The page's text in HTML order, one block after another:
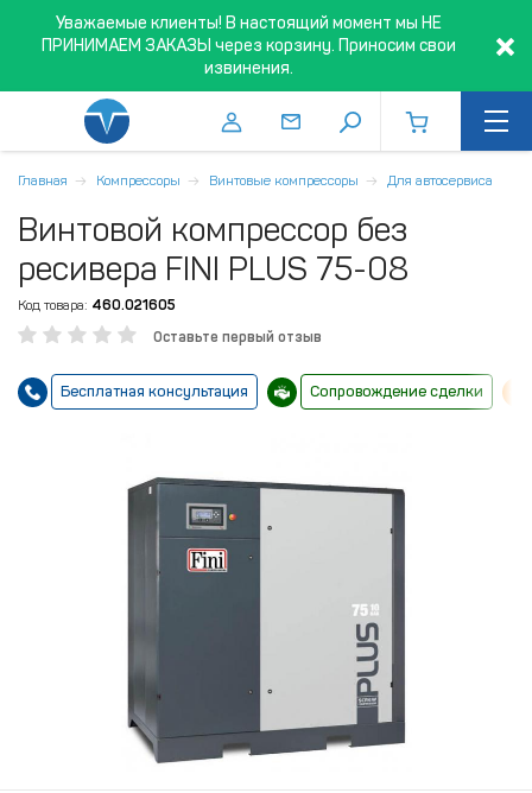
Уважаемые клиенты! В настоящий момент мы НЕ
ПРИНИМАЕМ ЗАКАЗЫ через корзину. Приносим свои
извинения.
Главная Компрессоры Винтовые компрессоры Для автосервиса
Винтовой компрессор без
ресивера FINI PLUS 75-08
Код товара: 460.021605
Оставьте первый отзыв
Бесплатная консультация Сопровождение сделки